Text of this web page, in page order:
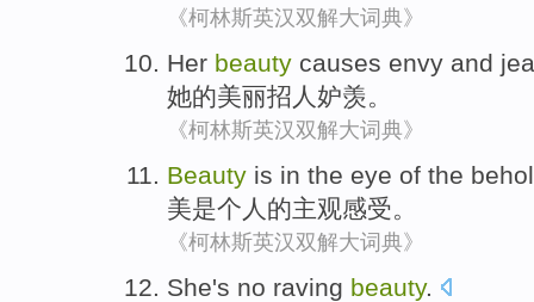
《柯林斯英汉双解大词典》
Her beauty causes envy and
她的美丽招人 妒羡。
《柯林斯英汉双解大词典》
Beauty is in the eye of the
美是个 人 的主观感受。
《柯林斯英汉双解大词典》
She's no raving beauty.